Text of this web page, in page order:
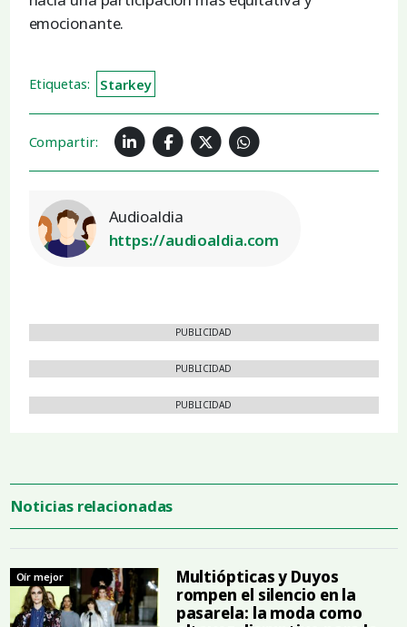
emocionante.
Etiquetas: Starkey
Compartir:
Audioaldia
https://audioaldia.com
PUBLICIDAD
PUBLICIDAD
PUBLICIDAD
Noticias relacionadas
Oír mejor
Multiópticas y Duyos
rompen el silencio en la
pasarela: la moda como